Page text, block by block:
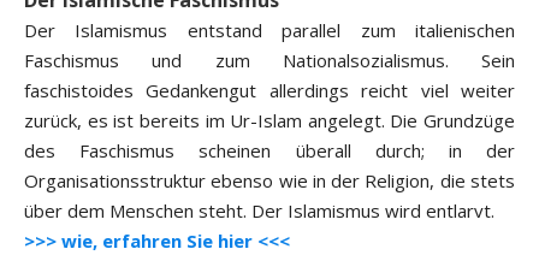
Der Islamismus entstand parallel zum italienischen
Faschismus und zum Nationalsozialismus. Sein
faschistoides Gedankengut allerdings reicht viel weiter
zurück, es ist bereits im Ur-Islam angelegt. Die Grundzüge
des Faschismus scheinen überall durch; in der
Organisationsstruktur ebenso wie in der Religion, die stets
über dem Menschen steht. Der Islamismus wird entlarvt.
>>> wie, erfahren Sie hier <<<